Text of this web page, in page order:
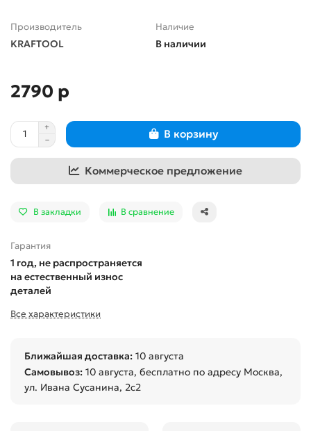
Производитель
KRAFTOOL
Наличие
В наличии
2790 р
В корзину
Коммерческое предложение
В закладки В сравнение
Гарантия
1 год, не распространяется
на естественный износ
деталей
Все характеристики
Ближайшая доставка: 10 августа
Самовывоз: 10 августа, бесплатно по адресу Москва,
ул. Ивана Сусанина, 2с2